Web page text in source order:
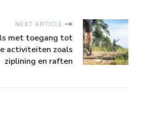
NEXT ARTICLE
met toegang tot
activiteiten zoals
ziplining en raften